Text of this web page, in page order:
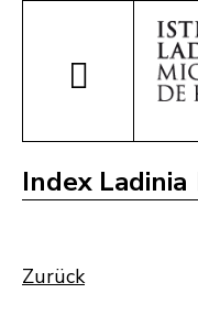
Index Ladinia
Zurück